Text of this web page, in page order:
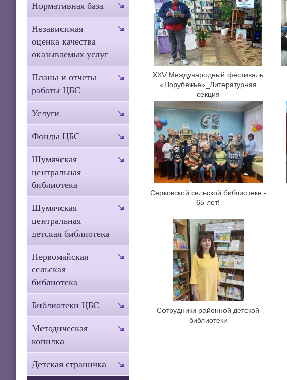
XXV Международный фестиваль
«Порубежье»_Литературная
секция
Серковской сельской библиотеке -
65 лет!
Сотрудники районной детской
библиотеки
Нормативная база
Независимая
оценка качества
оказываемых услуг
Планы и отчеты
работы ЦБС
Услуги
Фонды ЦБС
Шумячская
центральная
библиотека
Шумячская
центральная
детская библиотека
Первомайская
сельская
библиотека
Библиотеки ЦБС
Методическая
копилка
Детская страничка